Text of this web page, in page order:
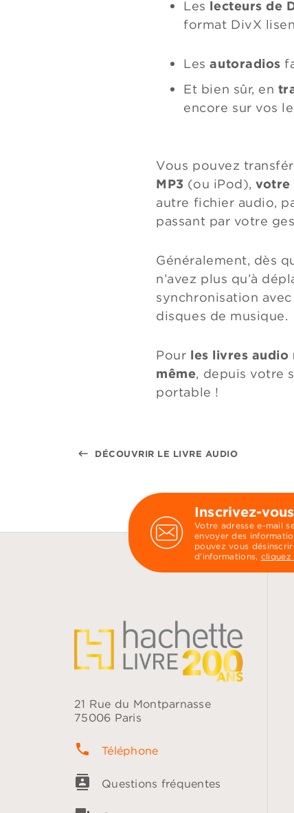
Les lecteurs de
format DivX
Lesautoradios
Et bien sûr, en
encore sur vos
Vous pouvez
MP3 (ou iPod),votre
autre fichier audio,
passant par votre
Généralement, dès
n’avez plus qu’à
synchronisation
disques de musique.
Pour les livres audio
même, depuis votre
portable !
keyboard_backspace DÉCOUVRIR LE LIVRE AUDIO
Inscrivez-
Votre adresse e-mail
envoyer des
pouvez vous
d’informations, cliquez
21 Rue du Montparnasse
75006 Paris
phone Téléphone
contacts Questions fréquentes